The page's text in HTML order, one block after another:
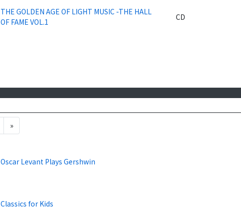
THE GOLDEN AGE OF LIGHT MUSIC -THE HALL
OF FAME VOL.1
CD
»
Oscar Levant Plays Gershwin
Classics for Kids